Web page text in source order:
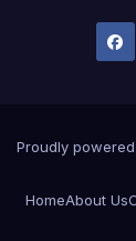
Proudly
HomeAbout Us